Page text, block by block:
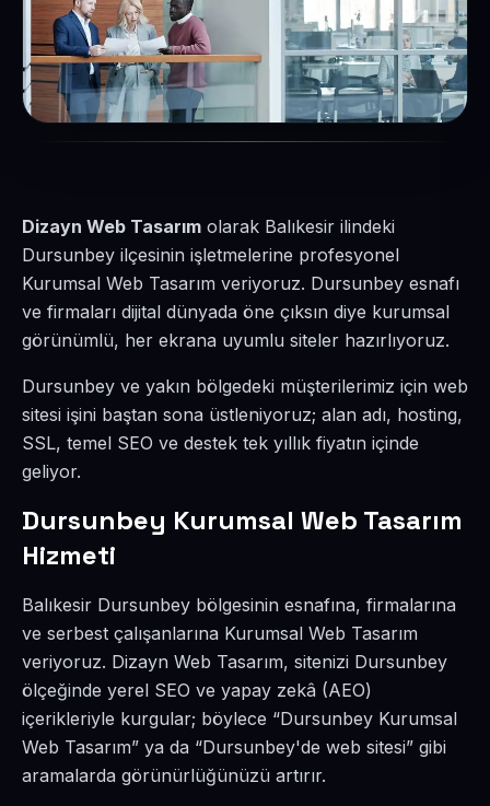
Dizayn Web Tasarım olarak Balıkesir ilindeki
Dursunbey ilçesinin işletmelerine profesyonel
Kurumsal Web Tasarım veriyoruz. Dursunbey esnafı
ve firmaları dijital dünyada öne çıksın diye kurumsal
görünümlü, her ekrana uyumlu siteler hazırlıyoruz.
Dursunbey ve yakın bölgedeki müşterilerimiz için web
sitesi işini baştan sona üstleniyoruz; alan adı, hosting,
SSL, temel SEO ve destek tek yıllık fiyatın içinde
geliyor.
Dursunbey Kurumsal Web Tasarım
Hizmeti
Balıkesir Dursunbey bölgesinin esnafına, firmalarına
ve serbest çalışanlarına Kurumsal Web Tasarım
veriyoruz. Dizayn Web Tasarım, sitenizi Dursunbey
ölçeğinde yerel SEO ve yapay zekâ (AEO)
içerikleriyle kurgular; böylece “Dursunbey Kurumsal
Web Tasarım” ya da “Dursunbey'de web sitesi” gibi
aramalarda görünürlüğünüzü artırır.